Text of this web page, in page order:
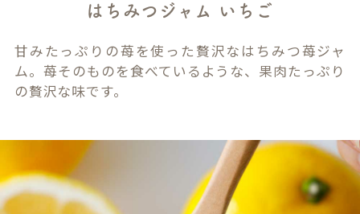
はちみつジャム いちご
甘みたっぷりの苺を使った贅沢なはちみつ苺ジャ
ム。苺そのものを食べているような、果肉たっぷり
の贅沢な味です。